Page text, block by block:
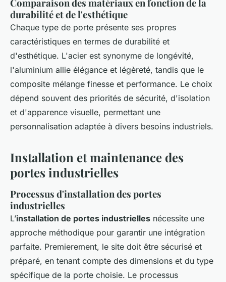
Comparaison des matériaux en fonction de la
durabilité et de l'esthétique
Chaque type de porte présente ses propres
caractéristiques en termes de durabilité et
d'esthétique. L'acier est synonyme de longévité,
l'aluminium allie élégance et légèreté, tandis que le
composite mélange finesse et performance. Le choix
dépend souvent des priorités de sécurité, d'isolation
et d'apparence visuelle, permettant une
personnalisation adaptée à divers besoins industriels.
Installation et maintenance des
portes industrielles
Processus d'installation des portes
industrielles
L’installation de portes industrielles nécessite une
approche méthodique pour garantir une intégration
parfaite. Premierement, le site doit être sécurisé et
préparé, en tenant compte des dimensions et du type
spécifique de la porte choisie. Le processus